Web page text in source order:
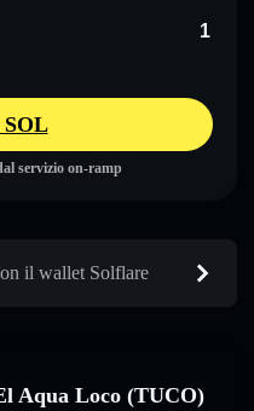
SOL
servizio on-ramp
il wallet Solflare
Aqua Loco (TUCO)